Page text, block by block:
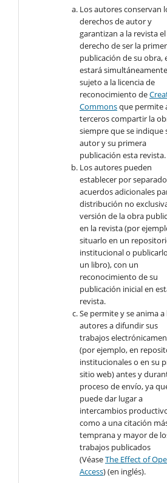
Los autores conservan
derechos de autor y
garantizan a la revista el
derecho de ser la
publicación de su obra,
estará simultáneamente
sujeto a la licencia de
reconocimiento de
Commonsque permite
terceros compartir la
siempre que se indique
autor y su primera
publicación esta revista.
Los autores pueden
establecer por separado
acuerdos adicionales
distribución no
versión de la obra
en la revista (por
situarlo en un
institucional o
un libro), con un
reconocimiento de su
publicación inicial en
revista.
Se permite y se anima a
autores a difundir sus
trabajos
(por ejemplo, en
institucionales o en su
sitio web) antes y
proceso de envío, ya
puede dar lugar a
intercambios
como a una citación
temprana y mayor de
trabajos publicados
(VéaseThe Effect of
Access) (en inglés).